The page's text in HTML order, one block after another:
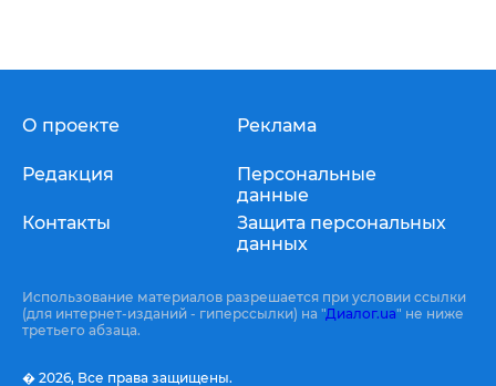
О проекте
Редакция
Контакты
Реклама
Персональные
данные
Защита персональных
данных
Использование материалов разрешается при условии ссылки
(для интернет-изданий - гиперссылки) на "Диалог.ua" не ниже
третьего абзаца.
� 2026, Все права защищены.